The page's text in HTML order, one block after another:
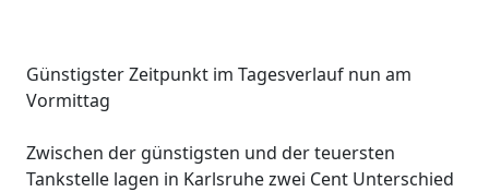
Günstigster Zeitpunkt im Tagesverlauf nun am
Vormittag
Zwischen der günstigsten und der teuersten
Tankstelle lagen in Karlsruhe zwei Cent Unterschied